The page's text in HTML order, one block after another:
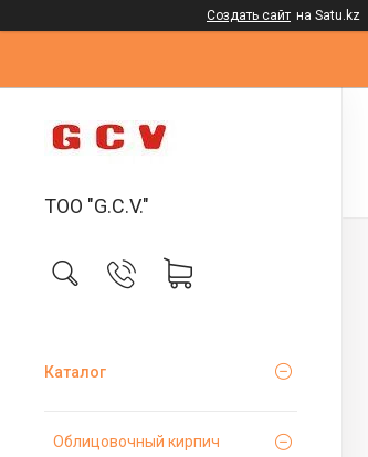
Создать сайт на Satu.kz
ТОО "G.С.V."
Каталог
Облицовочный кирпич